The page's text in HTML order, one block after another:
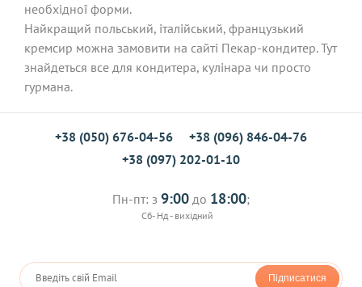
необхідної форми.
Найкращий польський, італійський, французький
кремсир можна замовити на сайті Пекар-кондитер. Тут
знайдеться все для кондитера, кулінара чи просто
гурмана.
+38 (050) 676-04-56
+38 (096) 846-04-76
+38 (097) 202-01-10
Пн-пт: з 9:00 до 18:00;
Сб- Нд - вихідний
Підписатися